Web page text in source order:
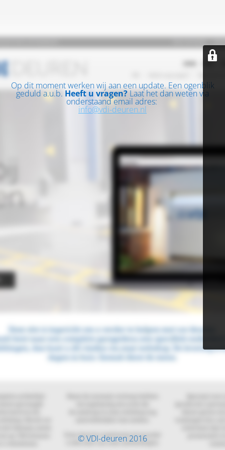
Op dit moment werken wij aan een update. Een ogenblik
geduld a.u.b. Heeft u vragen? Laat het dan weten via
onderstaand email adres:
info@vdi-deuren.nl
© VDI-deuren 2016